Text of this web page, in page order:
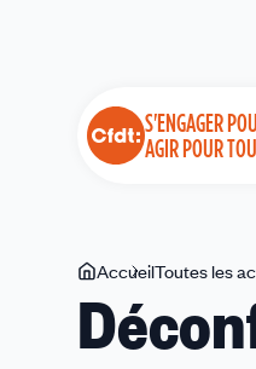
S'ENGAGER
AGIR POUR
Vous
êtes
AccueilToutes les